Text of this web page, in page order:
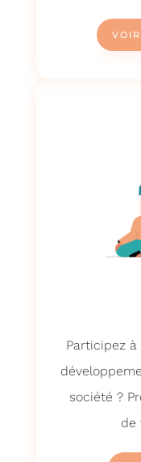
Participez
société ?
de